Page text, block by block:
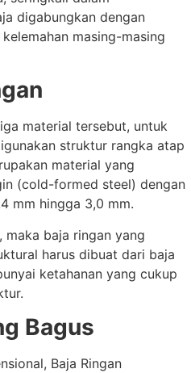
digabungkan dengan
masing-masing
material tersebut, untuk
struktur rangka atap
material yang
(cold-formed steel) dengan
mm hingga 3,0 mm.
maka baja ringan yang
harus dibuat dari baja
ketahanan yang cukup
Bagus
Baja Ringan